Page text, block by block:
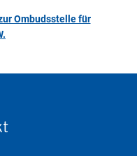
Ombudsstelle für